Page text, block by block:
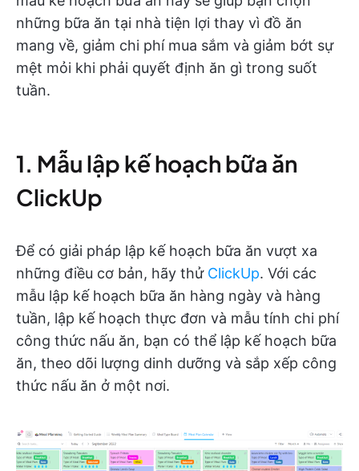
những bữa ăn tại nhà tiện lợi thay vì đồ ăn
mang về, giảm chi phí mua sắm và giảm bớt sự
mệt mỏi khi phải quyết định ăn gì trong suốt
tuần.
1. Mẫu lập kế hoạch bữa ăn
ClickUp
Để có giải pháp lập kế hoạch bữa ăn vượt xa
những điều cơ bản, hãy thử ClickUp. Với các
mẫu lập kế hoạch bữa ăn hàng ngày và hàng
tuần, lập kế hoạch thực đơn và mẫu tính chi phí
công thức nấu ăn, bạn có thể lập kế hoạch bữa
ăn, theo dõi lượng dinh dưỡng và sắp xếp công
thức nấu ăn ở một nơi.